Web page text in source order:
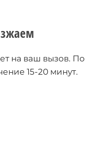
на ваш вызов. По
15-20 минут.